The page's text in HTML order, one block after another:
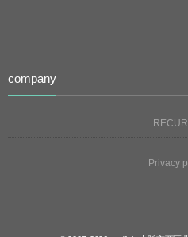
company
Privacy